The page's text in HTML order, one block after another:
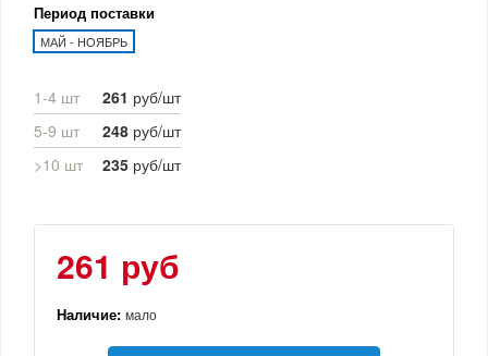
Период поставки
МАЙ - НОЯБРЬ
1-4 шт 261 руб/шт
5-9 шт
248 руб/шт
>10 шт
235 руб/шт
261 руб
Наличие: мало